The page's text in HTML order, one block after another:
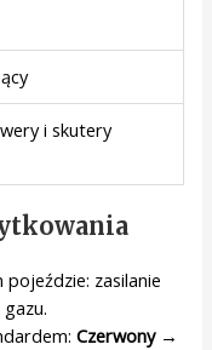
i skutery
zasilanie
Czerwony →